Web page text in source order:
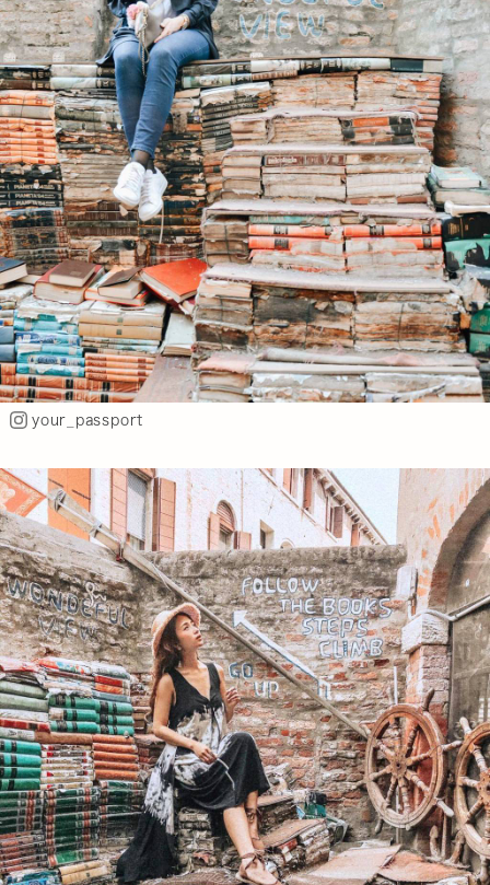
your_passport